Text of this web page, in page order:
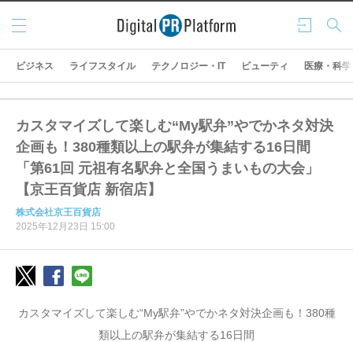
ログ
イン
検索
メニ
ュー
ビジネス ライフスタイル テクノロジー・IT ビューティ 医療・科学
カスタマイズして楽しむ“My駅弁”やでかネタ対決
企画も！380種類以上の駅弁が集結する16日間
「第61回 元祖有名駅弁と全国うまいもの大会」
【京王百貨店 新宿店】
株式会社京王百貨店
2025年12月23日 15:00
カスタマイズして楽しむ“My駅弁”やでかネタ対決企画も！380種
類以上の駅弁が集結する16日間